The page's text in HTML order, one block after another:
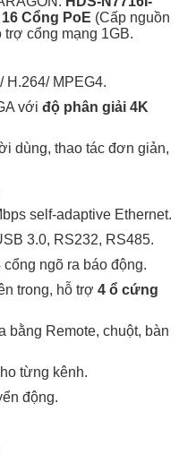
16 Cổng PoE (Cấp nguồn
cổng mạng 1GB.
/ H.264/ MPEG4.
với độ phân giải 4K
dùng, thao tác đơn giản,
self-adaptive Ethernet.
3.0, RS232, RS485.
ngõ ra báo động.
trong, hỗ trợ 4 ổ cứng
bằng Remote, chuột, bàn
từng kênh.
động.